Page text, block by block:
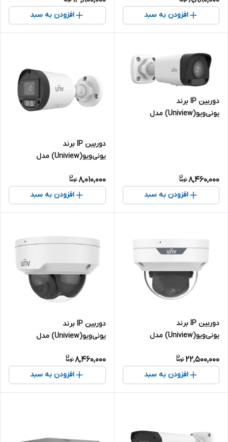
افزودن به سبد افزودن به سبد
دوربین IP برند
یونی‌ویو(Uniview) مدل
8,460,000
افزودن به سبد
دوربین IP برند
یونی‌ویو(Uniview) مدل
مگاپیکسل
8,010,000
افزودن به سبد
دوربین IP برند
یونی‌ویو(Uniview) مدل
مگاپیکسل
22,500,000
افزودن به سبد
دوربین IP برند
یونی‌ویو(Uniview) مدل
مگاپیکسل
8,460,000
افزودن به سبد